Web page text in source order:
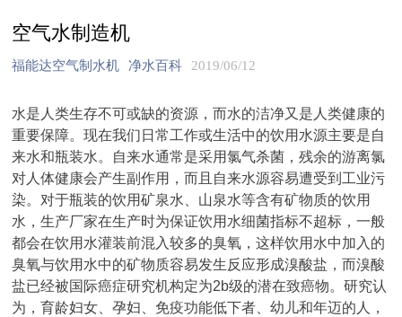
空气水制造机
福能达空气制水机 净水百科 2019/06/12
水是人类生存不可或缺的资源，而水的洁净又是人类健康的
重要保障。现在我们日常工作或生活中的饮用水源主要是自
来水和瓶装水。自来水通常是采用氯气杀菌，残余的游离氯
对人体健康会产生副作用，而且自来水源容易遭受到工业污
染。对于瓶装的饮用矿泉水、山泉水等含有矿物质的饮用
水，生产厂家在生产时为保证饮用水细菌指标不超标，一般
都会在饮用水灌装前混入较多的臭氧，这样饮用水中加入的
臭氧与饮用水中的矿物质容易发生反应形成溴酸盐，而溴酸
盐已经被国际癌症研究机构定为2b级的潜在致癌物。研究认
为，育龄妇女、孕妇、免疫功能低下者、幼儿和年迈的人，